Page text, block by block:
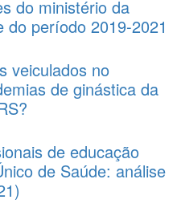
do ministério da
do período 2019-2021
veiculados no
de ginástica da
de educação
de Saúde: análise